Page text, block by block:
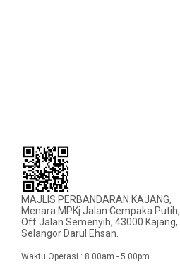
MAJLIS PERBANDARAN KAJANG,
Menara MPKj Jalan Cempaka Putih,
Off Jalan Semenyih, 43000 Kajang,
Selangor Darul Ehsan.
Waktu Operasi : 8.00am - 5.00pm